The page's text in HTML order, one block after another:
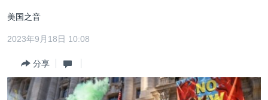
内
容
到
导
最新国际新闻
印太
分类新闻
经济·金融·贸易
美中关系
美国之音
2023年9月18日 10:08
分享